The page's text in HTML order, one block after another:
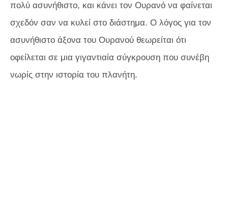
πολύ ασυνήθιστο, και κάνει τον Ουρανό να φαίνεται
σχεδόν σαν να κυλεί στο διάστημα. Ο λόγος για τον
ασυνήθιστο άξονα του Ουρανού θεωρείται ότι
οφείλεται σε μια γιγαντιαία σύγκρουση που συνέβη
νωρίς στην ιστορία του πλανήτη.